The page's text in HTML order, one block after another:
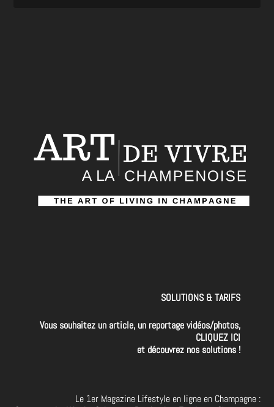
SOLUTIONS & TARIFS
Vous souhaitez un article, un reportage vidéos/photos,
CLIQUEZ ICI
et découvrez nos solutions !
Le 1er Magazine Lifestyle en ligne en Champagne :